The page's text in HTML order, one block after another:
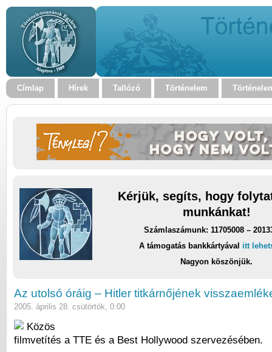
Címlap Hírek Tallózó Történelem
Kérjük, segíts, hogy
munkánkat!
Számlaszámunk: 11705008 –
A támogatás bankkártyával itt
Nagyon köszönjük.
Az utolsó óráig – Hitler titkárnőjének
2005. április 28. csütörtök, 0:00
Közös
filmvetítés a TTE és a Best Hollywood szervezésében.